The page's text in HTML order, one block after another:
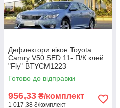
Дефлектори вікон Toyota
Camry V50 SED 11- П/К клей
"Fly" BTYCM1223
Готово до відправки
956,33 ₴/комплект
1 017,38 ₴/комплект